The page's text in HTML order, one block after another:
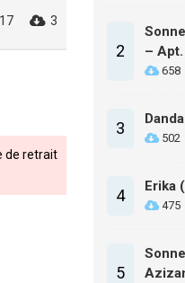
3
de retrait
2
– Apt.
658
3
502
4 Erika
475
5